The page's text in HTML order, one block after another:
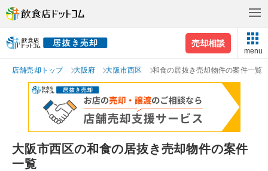
売却相談
menu
店舗売却トップ 大阪府 大阪市西区 和食の居抜き売却物件の案件一覧
大阪市西区の和食の居抜き売却物件の案件
一覧